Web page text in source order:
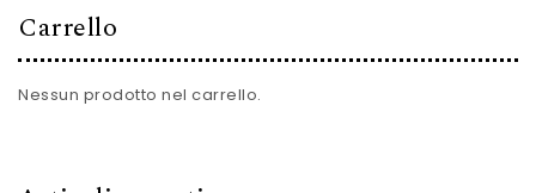
Carrello
Nessun prodotto nel carrello.